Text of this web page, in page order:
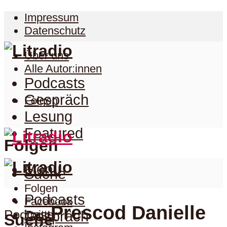
Impressum
Datenschutz
Über uns
Alle Autor:innen
Folgen
Folgen
Folgen
Facebook
Twitter
Podcasts
Gespräch
Lesung
Featured
Menu
Suche
Suche
Podcasts
Gespräch
PodcastPrescod Danielle